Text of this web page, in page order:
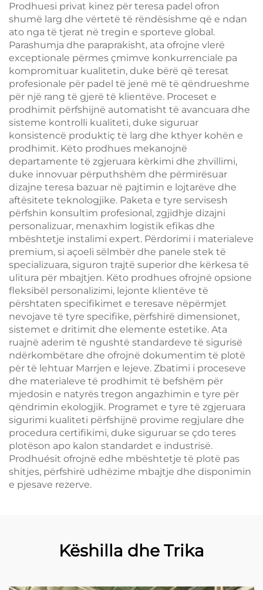
Prodhuesi privat kinez për teresa padel ofron
shumë larg dhe vërtetë të rëndësishme që e ndan
ato nga të tjerat në tregin e sporteve global.
Parashumja dhe paraprakisht, ata ofrojne vlerë
exceptionale përmes çmimve konkurrenciale pa
kompromituar kualitetin, duke bërë që teresat
profesionale për padel të jenë më të qëndrueshme
për një rang të gjerë të klientëve. Proceset e
prodhimit përfshijnë automatisht të avancuara dhe
sisteme kontrolli kualiteti, duke siguruar
konsistencë produktiç të larg dhe kthyer kohën e
prodhimit. Këto prodhues mekanojnë
departamente të zgjeruara kërkimi dhe zhvillimi,
duke innovuar përputhshëm dhe përmirësuar
dizajne teresa bazuar në pajtimin e lojtarëve dhe
aftësitete teknologjike. Paketa e tyre servisesh
përfshin konsultim profesional, zgjidhje dizajni
personalizuar, menaxhim logistik efikas dhe
mbështetje instalimi expert. Përdorimi i materialeve
premium, si açoeli sëlmbër dhe panele stek të
specializuara, siguron trajtë superior dhe kërkesa të
ulitura për mbajtjen. Këto prodhues ofrojnë opsione
fleksibël personalizimi, lejonte klientëve të
përshtaten specifikimet e teresave nëpërmjet
nevojave të tyre specifike, përfshirë dimensionet,
sistemet e dritimit dhe elemente estetike. Ata
ruajnë aderim të ngushtë standardeve të sigurisë
ndërkombëtare dhe ofrojnë dokumentim të plotë
për të lehtuar Marrjen e lejeve. Zbatimi i proceseve
dhe materialeve të prodhimit të befshëm për
mjedosin e natyrës tregon angazhimin e tyre për
qëndrimin ekologjik. Programet e tyre të zgjeruara
sigurimi kualiteti përfshijnë provime regjulare dhe
procedura certifikimi, duke siguruar se çdo teres
plotëson apo kalon standardet e industrisë.
Prodhuésit ofrojnë edhe mbështetje të plotë pas
shitjes, përfshirë udhëzime mbajtje dhe disponimin
e pjesave rezerve.
Këshilla dhe Trika